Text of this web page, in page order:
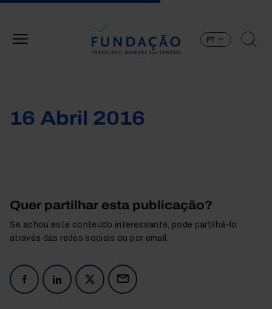
PT
16 Abril 2016
Quer partilhar esta publicação?
Se achou este conteúdo interessante, pode partilhá-lo
através das redes sociais ou por email.